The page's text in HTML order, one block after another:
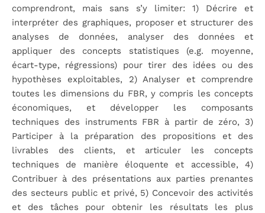
comprendront, mais sans s’y limiter: 1) Décrire et
interpréter des graphiques, proposer et structurer des
analyses de données, analyser des données et
appliquer des concepts statistiques (e.g. moyenne,
écart-type, régressions) pour tirer des idées ou des
hypothèses exploitables, 2) Analyser et comprendre
toutes les dimensions du FBR, y compris les concepts
économiques, et développer les composants
techniques des instruments FBR à partir de zéro, 3)
Participer à la préparation des propositions et des
livrables des clients, et articuler les concepts
techniques de manière éloquente et accessible, 4)
Contribuer à des présentations aux parties prenantes
des secteurs public et privé, 5) Concevoir des activités
et des tâches pour obtenir les résultats les plus